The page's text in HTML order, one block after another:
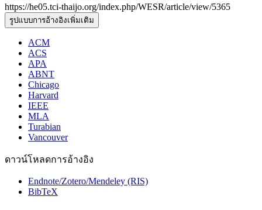
https://he05.tci-thaijo.org/index.php/WESR/article/view/5365
รูปแบบการอ้างอิงเพิ่มเติม
ACM
ACS
APA
ABNT
Chicago
Harvard
IEEE
MLA
Turabian
Vancouver
ดาวน์โหลดการอ้างอิง
Endnote/Zotero/Mendeley (RIS)
BibTeX